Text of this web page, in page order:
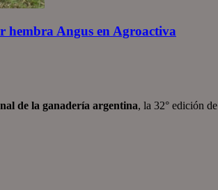
hembra Angus en Agroactiva
de la ganadería argentina, la 32° edición de